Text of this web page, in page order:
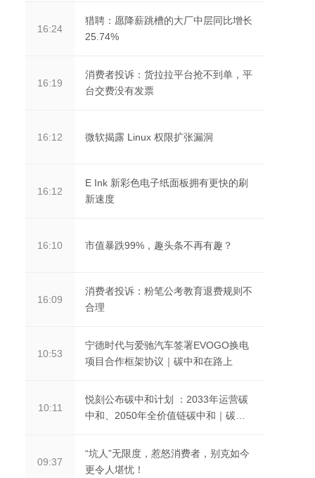
16:24
猎聘：愿降薪跳槽的大厂中层同比增长
25.74%
16:19
消费者投诉：货拉拉平台抢不到单，平
台交费没有发票
16:12 微软揭露 Linux 权限扩张漏洞
16:12
E Ink 新彩色电子纸面板拥有更快的刷
新速度
16:10 市值暴跌99%，趣头条不再有趣？
16:09
消费者投诉：粉笔公考教育退费规则不
合理
10:53
宁德时代与爱驰汽车签署EVOGO换电
项目合作框架协议｜碳中和在路上
10:11
悦刻公布碳中和计划 ：2033年运营碳
中和、2050年全价值链碳中和｜碳中
09:37
“坑人”无限度，惹怒消费者，别克如今
更令人堪忧！